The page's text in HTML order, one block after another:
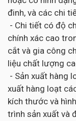
đinh, và các chi
- Chi tiết có độ
chính xác cao
cắt và gia công
liệu chất lượng
- Sản xuất hàng
xuất hàng loạt
kích thước và
trình sản xuất và